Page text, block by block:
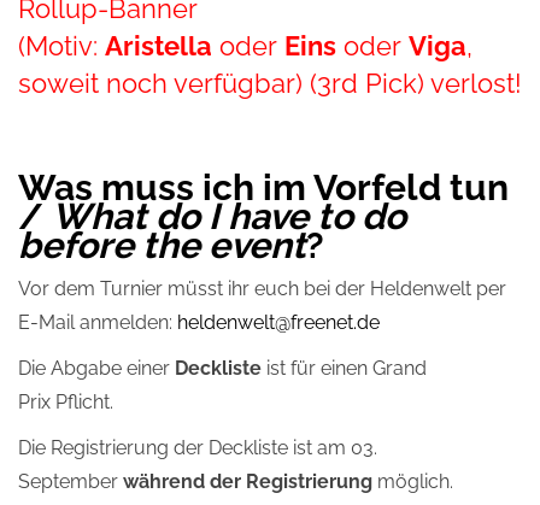
Rollup-Banner
(Motiv: Aristella oder Eins oder Viga,
soweit noch verfügbar) (3rd Pick) verlost!
Was muss ich im Vorfeld tun
/ What do I have to do
before the event?
Vor dem Turnier müsst ihr euch bei der Heldenwelt per
E-Mail anmelden: heldenwelt@freenet.de
Die Abgabe einer Deckliste ist für einen Grand
Prix Pflicht.
Die Registrierung der Deckliste ist am 03.
September während der Registrierung möglich.